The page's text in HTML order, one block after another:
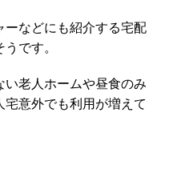
ーなどにも紹介する宅配
です。
老人ホームや昼食のみ
意外でも利用が増えて